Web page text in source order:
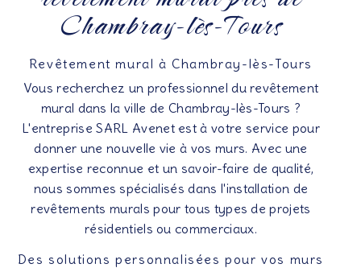
Chambray-lès-Tours
Revêtement mural à Chambray-lès-Tours
Vous recherchez un professionnel du revêtement
mural dans la ville de Chambray-lès-Tours ?
L'entreprise SARL Avenet est à votre service pour
donner une nouvelle vie à vos murs. Avec une
expertise reconnue et un savoir-faire de qualité,
nous sommes spécialisés dans l'installation de
revêtements murals pour tous types de projets
résidentiels ou commerciaux.
Des solutions personnalisées pour vos murs